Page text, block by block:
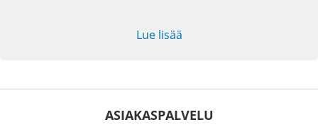
Lue lisää
ASIAKASPALVELU